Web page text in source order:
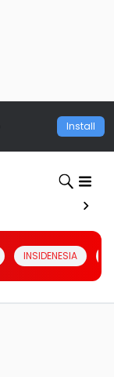
Install
INSIDENESIA